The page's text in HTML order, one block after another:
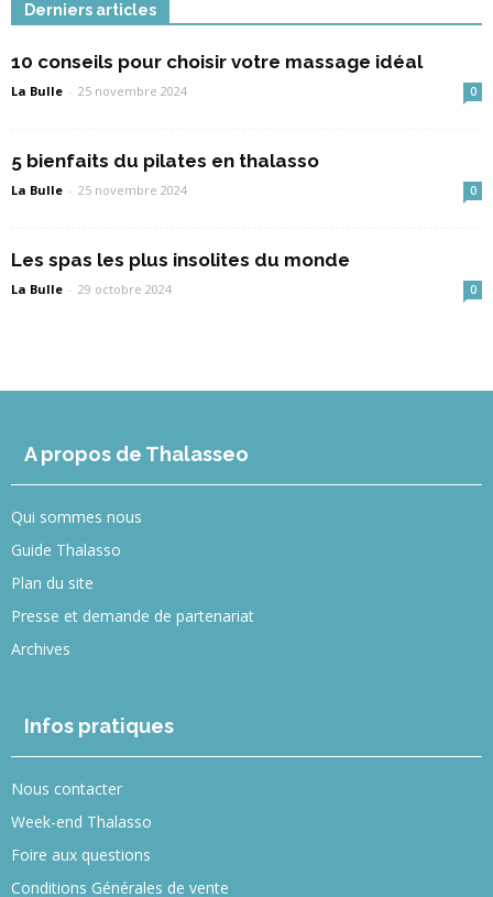
Derniers articles
10 conseils pour choisir votre massage idéal
La Bulle - 25 novembre 2024 0
5 bienfaits du pilates en thalasso
La Bulle - 25 novembre 2024 0
Les spas les plus insolites du monde
La Bulle - 29 octobre 2024 0
A propos de Thalasseo
Qui sommes nous
Guide Thalasso
Plan du site
Presse et demande de partenariat
Archives
Infos pratiques
Nous contacter
Week-end Thalasso
Foire aux questions
Conditions Générales de vente